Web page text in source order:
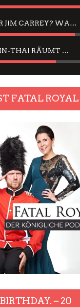
CÉSAR FÜR JIM CARREY? WARUM DAS EINER DER NERVIGSTEN ACTORS IST UND BLEIBT
JING JING: IN-THAI RÄUMT WIEDER TITEL AB – EIN ZWEI-STUNDEN-ERLEBNISBERICHT
FATAL ROYAL
– 20